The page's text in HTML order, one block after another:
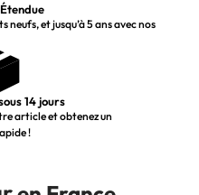
et jusqu’à 5 ans avec nos
14 jours
article et obtenez un
!